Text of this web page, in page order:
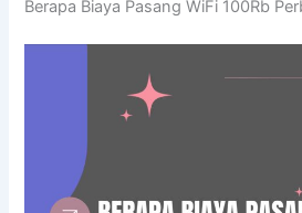
Berapa Biaya Pasang WiFi 100Rb